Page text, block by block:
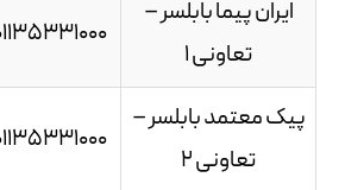
ایران پیما بابلسر –
تعاونی 1
پیک معتمد بابلسر –
تعاونی 2